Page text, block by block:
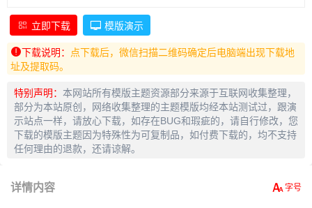
立即下载 模版演示
下载说明：
点下载后，微信扫描二维码确定后电脑端出现下载地
址及提取码。
特别声明： 本网站所有模版主题资源部分来源于互联网收集整理，
部分为本站原创，网络收集整理的主题模版均经本站测试过，跟演
示站点一样，请放心下载，如存在BUG和瑕疵的，请自行修改，您
下载的模版主题因为特殊性为可复制品，如付费下载的，均不支持
任何理由的退款，还请谅解。
详情内容